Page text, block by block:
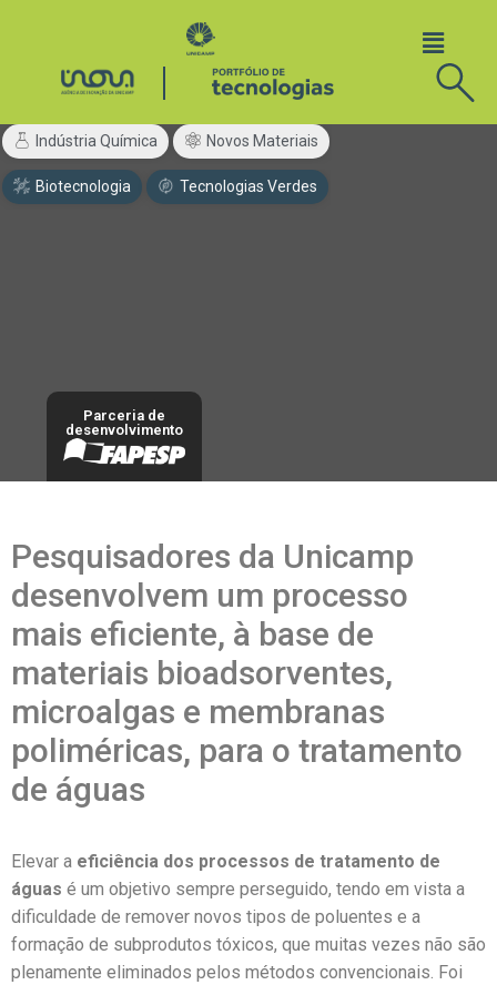
Indústria Química Novos Materiais
Biotecnologia Tecnologias Verdes
Parceria de
desenvolvimento
Pesquisadores da Unicamp
desenvolvem um processo
mais eficiente, à base de
materiais bioadsorventes,
microalgas e membranas
poliméricas, para o tratamento
de águas
Elevar a eficiência dos processos de tratamento de
águas é um objetivo sempre perseguido, tendo em vista a
dificuldade de remover novos tipos de poluentes e a
formação de subprodutos tóxicos, que muitas vezes não são
plenamente eliminados pelos métodos convencionais. Foi